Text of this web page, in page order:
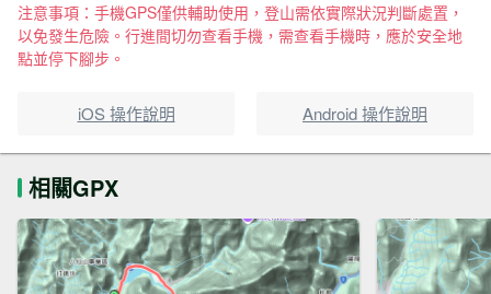
注意事項：手機GPS僅供輔助使用，登山需依實際狀況判斷處置，
以免發生危險。行進間切勿查看手機，需查看手機時，應於安全地
點並停下腳步。
iOS 操作說明 Android 操作說明
相關GPX